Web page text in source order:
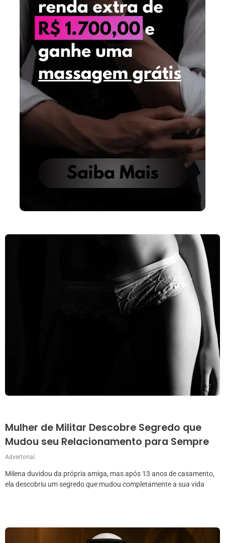
Mulher de Militar Descobre Segredo que
Mudou seu Relacionamento para Sempre
Advertorial
Milena duvidou da própria amiga, mas após 13 anos de casamento,
ela descobriu um segredo que mudou completamente a sua vida